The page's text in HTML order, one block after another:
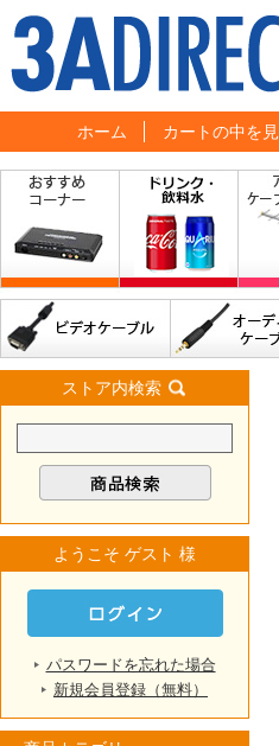
ホーム カートの中を
ストア内検索
ようこそ ゲスト 様
パスワードを忘れた場合
新規会員登録（無料）